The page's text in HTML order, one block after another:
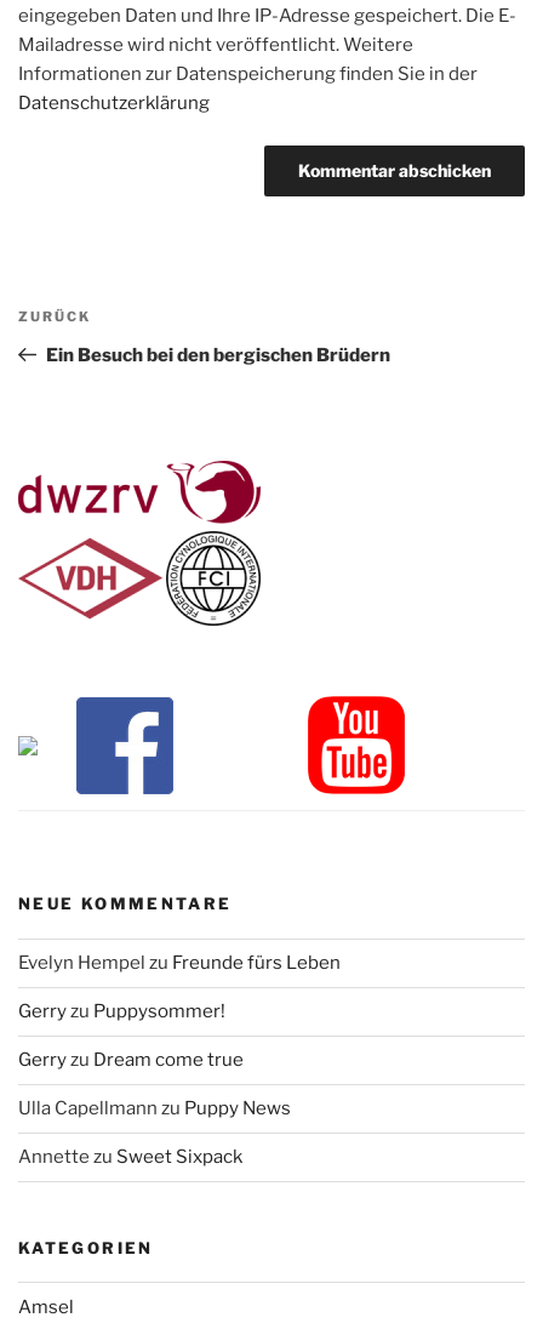
eingegeben Daten und Ihre IP-Adresse gespeichert. Die E-
Mailadresse wird nicht veröffentlicht. Weitere
Informationen zur Datenspeicherung finden Sie in der
Datenschutzerklärung
Beitragsnavigation
Vorheriger
Beitrag
ZURÜCK
Ein Besuch bei den bergischen Brüdern
NEUE KOMMENTARE
Evelyn Hempel zu Freunde fürs Leben
Gerryzu Puppysommer!
Gerryzu Dream come true
Ulla Capellmann zu Puppy News
Annette zu Sweet Sixpack
KATEGORIEN
Amsel